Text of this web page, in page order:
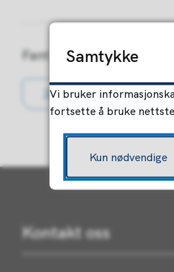
Fant du det du lette etter?
Ja Nei
Kontakt oss
Samtykke
Vi bruker
fortsette å bruke
Kun nødvendige